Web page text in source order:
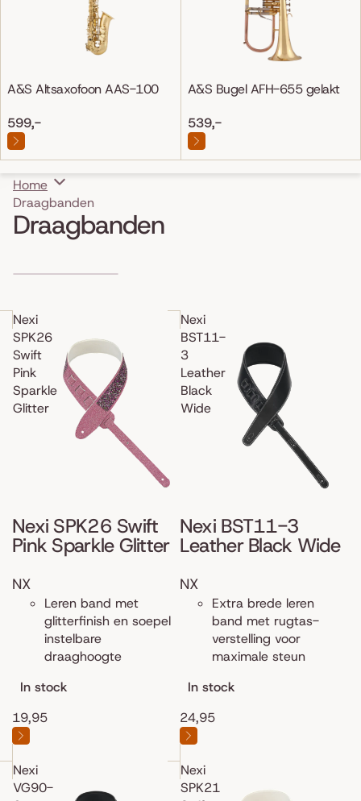
A&S Altsaxofoon AAS-100
599,-
A&S Bugel AFH-655 gelakt
539,-
Home
Draagbanden
Draagbanden
Skip to results list
Nexi
SPK26
Swift
Pink
Sparkle
Glitter
Nexi SPK26 Swift
Pink Sparkle Glitter
NX
Leren band met
glitterfinish en soepel
instelbare
draaghoogte
In stock
19,95
Nexi
BST11-
3
Leather
Black
Wide
Nexi BST11-3
Leather Black Wide
NX
Extra brede leren
band met rugtas-
verstelling voor
maximale steun
In stock
24,95
Nexi
VG90-
Nexi
SPK21